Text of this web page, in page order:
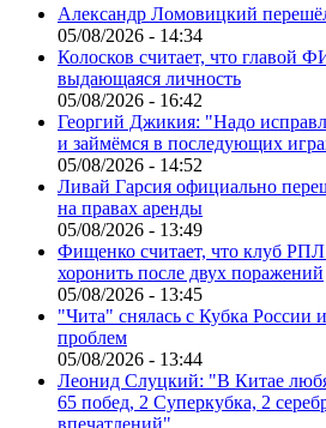
Александр Ломовицкий
05/08/2026 - 14:34
Колосков считает, что главой
выдающаяся личность
05/08/2026 - 16:42
Георгий Джикия: "Надо
и займёмся в последующих
05/08/2026 - 14:52
Ливай Гарсия официально
на правах аренды
05/08/2026 - 13:49
Фищенко считает, что клуб
хоронить после двух поражений
05/08/2026 - 13:45
"Чита" снялась с Кубка России
проблем
05/08/2026 - 13:44
Леонид Слуцкий: "В Китае
65 побед, 2 Суперкубка, 2
впечатлений"